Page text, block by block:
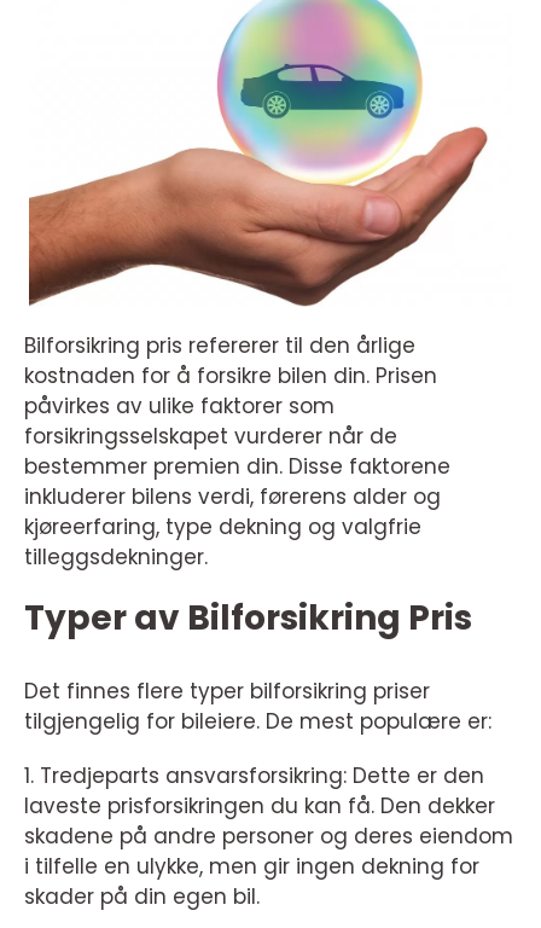
Bilforsikring pris refererer til den årlige
kostnaden for å forsikre bilen din. Prisen
påvirkes av ulike faktorer som
forsikringsselskapet vurderer når de
bestemmer premien din. Disse faktorene
inkluderer bilens verdi, førerens alder og
kjøreerfaring, type dekning og valgfrie
tilleggsdekninger.
Typer av Bilforsikring Pris
Det finnes flere typer bilforsikring priser
tilgjengelig for bileiere. De mest populære er:
1. Tredjeparts ansvarsforsikring: Dette er den
laveste prisforsikringen du kan få. Den dekker
skadene på andre personer og deres eiendom
i tilfelle en ulykke, men gir ingen dekning for
skader på din egen bil.